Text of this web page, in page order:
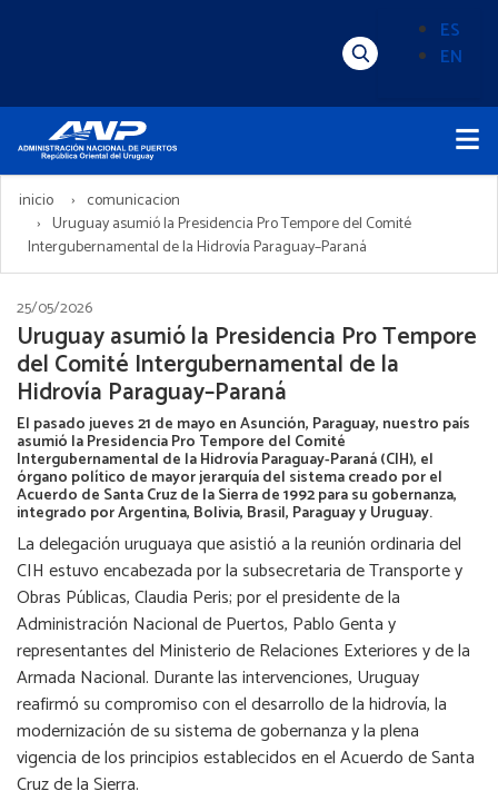
idioma
(Content)
ES
EN
Menú
Principal
inicio
comunicacion
Uruguay asumió la Presidencia Pro Tempore del Comité
Intergubernamental de la Hidrovía Paraguay–Paraná
25/05/2026
Uruguay asumió la Presidencia Pro Tempore
del Comité Intergubernamental de la
Hidrovía Paraguay–Paraná
El pasado jueves 21 de mayo en Asunción, Paraguay, nuestro país
asumió la Presidencia Pro Tempore del Comité
Intergubernamental de la Hidrovía Paraguay-Paraná (CIH), el
órgano político de mayor jerarquía del sistema creado por el
Acuerdo de Santa Cruz de la Sierra de 1992 para su gobernanza,
integrado por Argentina, Bolivia, Brasil, Paraguay y Uruguay.
La delegación uruguaya que asistió a la reunión ordinaria del
CIH estuvo encabezada por la subsecretaria de Transporte y
Obras Públicas, Claudia Peris; por el presidente de la
Administración Nacional de Puertos, Pablo Genta y
representantes del Ministerio de Relaciones Exteriores y de la
Armada Nacional. Durante las intervenciones, Uruguay
reafirmó su compromiso con el desarrollo de la hidrovía, la
modernización de su sistema de gobernanza y la plena
vigencia de los principios establecidos en el Acuerdo de Santa
Cruz de la Sierra.